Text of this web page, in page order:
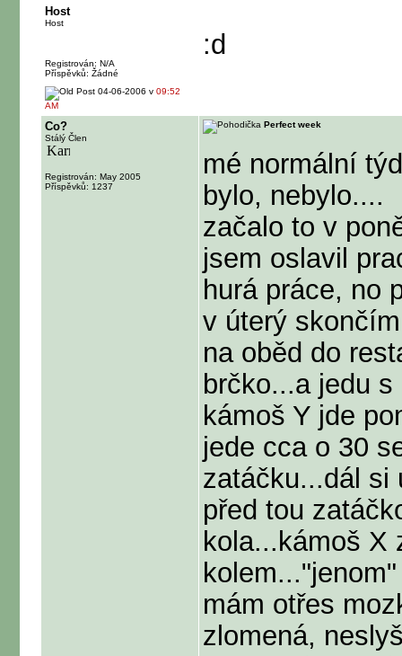
Host
Host
Registrován: N/A
Příspěvků: Žádné
:d
04-06-2006 v 09:52
AM
Co?
Stálý Člen
Registrován: May 2005
Příspěvků: 1237
Perfect week
mé normální
bylo, nebylo....
začalo to v
jsem oslavil
hurá práce, no
v úterý
na oběd do
brčko...a jedu
kámoš Y jde
jede cca o 30
zatáčku...dál si
před tou
kola...kámoš X
mám otřes
zlomená,